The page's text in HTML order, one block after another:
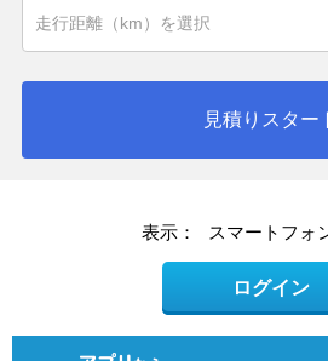
見積りスター
表示： スマートフォ
ログイン